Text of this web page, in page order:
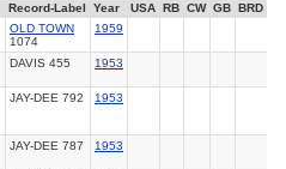
Record-Label Year USA RB CW GB BRD
OLD TOWN
1074
1959
DAVIS 455 1953
JAY-DEE 792 1953
JAY-DEE 787 1953